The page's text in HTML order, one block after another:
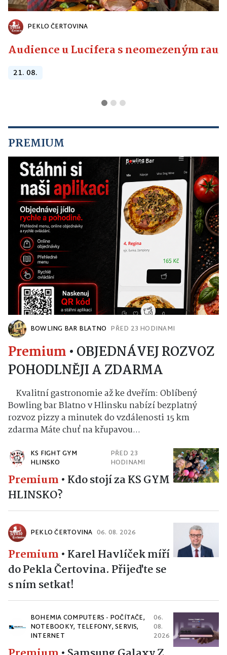
PEKLO ČERTOVINA
Audience u Lucifera s neomezeným
21. 08.
PREMIUM
BOWLING BAR BLATNO PŘED 23 HODINAMI
Premium • OBJEDNÁVEJ ROZVOZ
POHODLNĚJI A ZDARMA
Kvalitní gastronomie až ke dveřím: Oblíbený
Bowling bar Blatno v Hlinsku nabízí bezplatný
rozvoz pizzy a minutek do vzdálenosti 15 km
zdarma Máte chuť na křupavou...
KS FIGHT GYM
HLINSKO
PŘED 23
HODINAMI
Premium • Kdo stojí za KS GYM
HLINSKO?
PEKLO ČERTOVINA 06. 08. 2026
Premium • Karel Havlíček míří
do Pekla Čertovina. Přijeďte se
s ním setkat!
BOHEMIA COMPUTERS - POČÍTAČE,
NOTEBOOKY, TELEFONY, SERVIS,
INTERNET
06.
08.
2026